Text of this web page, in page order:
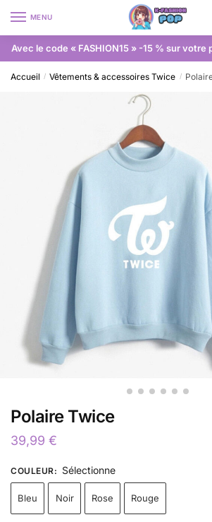
MENU
Avec le code « FASHION15 » -15 % sur votre
Accueil / Vêtements & accessoires Twice /
Polaire Twice
39,99 €
COULEUR: Sélectionne
Bleu Noir Rose Rouge